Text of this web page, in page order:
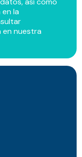
la
en nuestra